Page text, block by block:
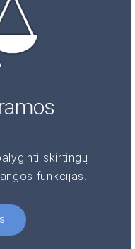
skirtingų
funkcijas.